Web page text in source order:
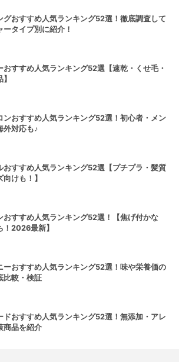
グおすすめ人気ランキング52選！徹底調査して
ータイプ別に紹介！
おすすめ人気ランキング52選【速乾・くせ毛・
ンおすすめ人気ランキング52選！初心者・メン
外対応も♪
おすすめ人気ランキング52選【プチプラ・髪質
けも！】
おすすめ人気ランキング52選！【焦げ付かな
！2026最新】
ーおすすめ人気ランキング52選！味や栄養価の
比較・検証
ドおすすめ人気ランキング52選！無添加・アレ
商品を紹介